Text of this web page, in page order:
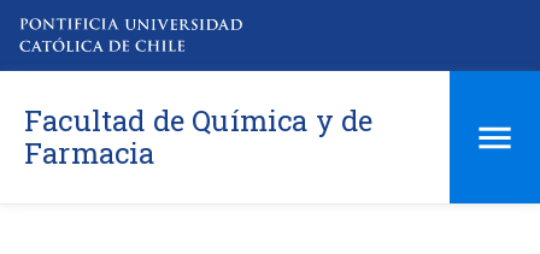
Facultad de Química y de
Farmacia